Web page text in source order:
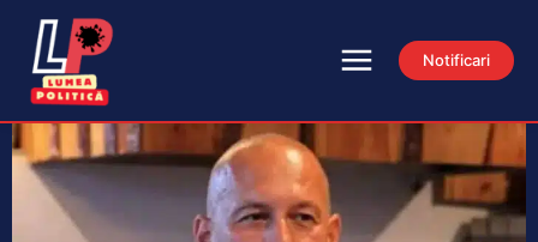
Notificari